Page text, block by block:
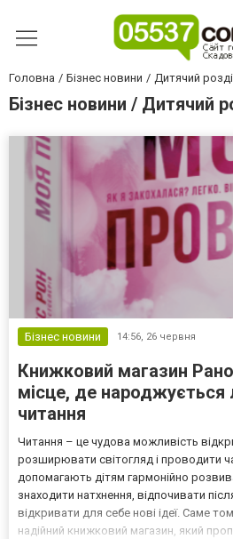
Головна Бізнес новини Дитячий
Бізнес новини / Дитячий
Бізнес новини 14:56, 26 червня
Книжковий магазин
місце, де
читання
Читання – це чудова можливість
розширювати світогляд і проводити
допомагають дітям гармонійно
знаходити натхнення, відпочивати
відкривати для себе нові ідеї. Саме
надійний книжковий магазин, який